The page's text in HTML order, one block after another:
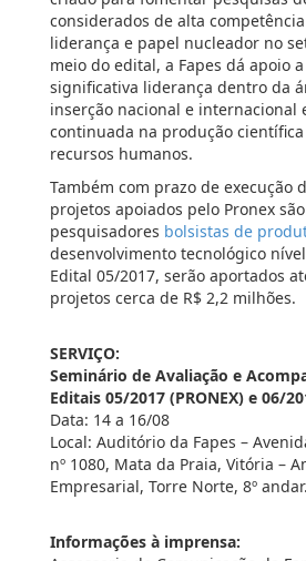
considerados de alta
liderança e papel nucleador no
meio do edital, a Fapes dá apoio
significativa liderança dentro da
inserção nacional e internacional
continuada na produção
recursos humanos.
Também com prazo de execução
projetos apoiados pelo Pronex
pesquisadores bolsistas de
desenvolvimento tecnológico
Edital 05/2017, serão aportados
projetos cerca de R$ 2,2 milhões.
SERVIÇO:
Seminário de Avaliação e
Editais 05/2017 (PRONEX) e 06/
Data: 14 a 16/08
Local: Auditório da Fapes –
nº 1080, Mata da Praia, Vitória –
Empresarial, Torre Norte, 8º andar.
Informações à imprensa: